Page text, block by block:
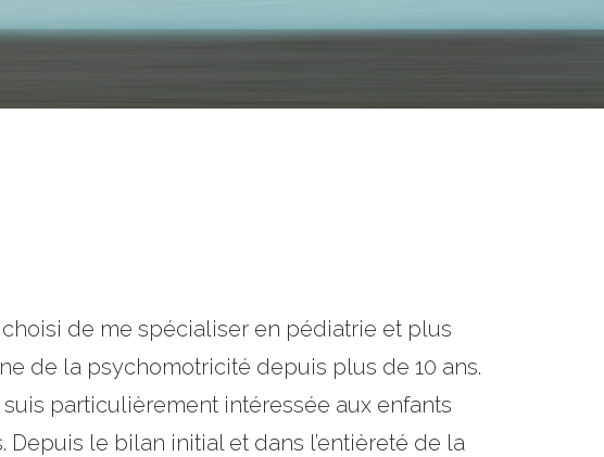
de me spécialiser en pédiatrie et plus
de la psychomotricité depuis plus de 10 ans.
particulièrement intéressée aux enfants
le bilan initial et dans l’entièreté de la